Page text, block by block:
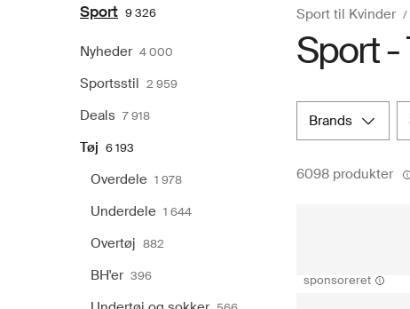
Sport 9 326
Nyheder 4 000
Sportsstil 2 959
Deals 7 918
Tøj 6 193
Overdele 1 978
Underdele 1 644
Overtøj 882
BH'er 396
Sport til Kvinder
Sport -
brands
6098 produkter
sponsoreret